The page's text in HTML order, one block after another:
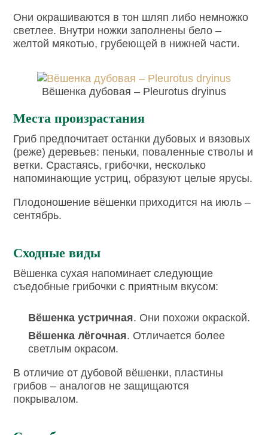
Они окрашиваются в тон шляп либо немножко
светлее. Внутри ножки заполнены бело –
желтой мякотью, грубеющей в нижней части.
Вёшенка дубовая – Pleurotus dryinus
Места произрастания
Гриб предпочитает останки дубовых и вязовых
(реже) деревьев: пеньки, поваленные стволы и
ветки. Срастаясь, грибочки, несколько
напоминающие устриц, образуют целые ярусы.
Плодоношение вёшенки приходится на июль –
сентябрь.
Сходные виды
Вёшенка сухая напоминает следующие
съедобные грибочки с приятным вкусом:
Вёшенка устричная. Они похожи окраской.
Вёшенка лёгочная. Отличается более
светлым окрасом.
В отличие от дубовой вёшенки, пластины
грибов – аналогов не защищаются
покрывалом.